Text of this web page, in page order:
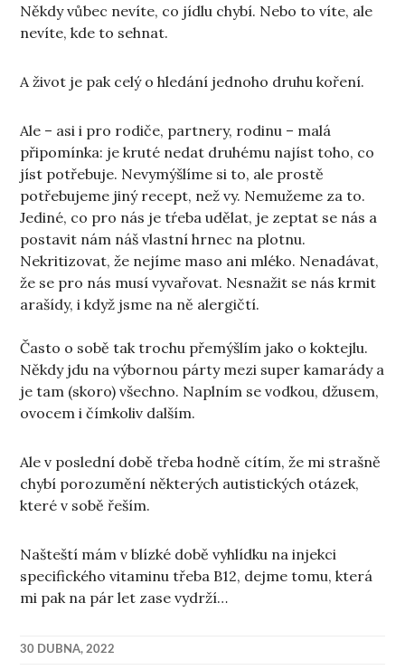
Někdy vůbec nevíte, co jídlu chybí. Nebo to víte, ale
nevíte, kde to sehnat.
A život je pak celý o hledání jednoho druhu koření.
Ale – asi i pro rodiče, partnery, rodinu – malá
připomínka: je kruté nedat druhému najíst toho, co
jíst potřebuje. Nevymýšlíme si to, ale prostě
potřebujeme jiný recept, než vy. Nemužeme za to.
Jediné, co pro nás je tŕeba udělat, je zeptat se nás a
postavit nám náš vlastní hrnec na plotnu.
Nekritizovat, že nejíme maso ani mléko. Nenadávat,
že se pro nás musí vyvařovat. Nesnažit se nás krmit
arašídy, i když jsme na ně alergičtí.
Často o sobě tak trochu přemýšlím jako o koktejlu.
Někdy jdu na výbornou párty mezi super kamarády a
je tam (skoro) všechno. Naplním se vodkou, džusem,
ovocem i čímkoliv dalším.
Ale v poslední době třeba hodně cítím, že mi strašně
chybí porozumění některých autistických otázek,
které v sobě řeším.
Našteští mám v blízké době vyhlídku na injekci
specifického vitaminu třeba B12, dejme tomu, která
mi pak na pár let zase vydrží…
30 DUBNA, 2022